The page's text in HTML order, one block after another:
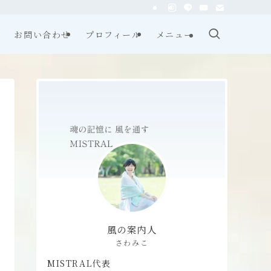
お問い合わせ プロフィール メニュー
風の案内人
さわみこ
MISTRAL代表